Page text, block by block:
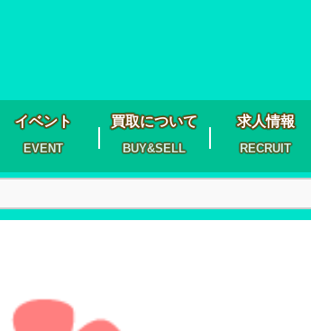
イベント
EVENT
買取について
BUY&SELL
求人情報
RECRUIT